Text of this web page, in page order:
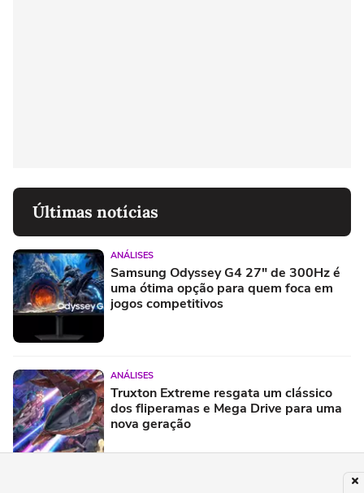
Últimas notícias
ANÁLISES
Samsung Odyssey G4 27" de 300Hz é
uma ótima opção para quem foca em
jogos competitivos
ANÁLISES
Truxton Extreme resgata um clássico
dos fliperamas e Mega Drive para uma
nova geração